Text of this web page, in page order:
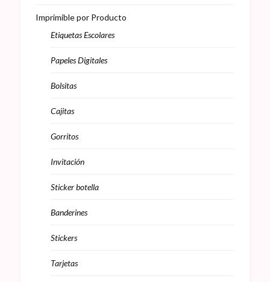
Imprimible por Producto
Etiquetas Escolares
Papeles Digitales
Bolsitas
Cajitas
Gorritos
Invitación
Sticker botella
Banderines
Stickers
Tarjetas